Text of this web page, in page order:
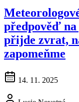
předpověď
přijde zvrat,
zapomeňme
14. 11. 2025